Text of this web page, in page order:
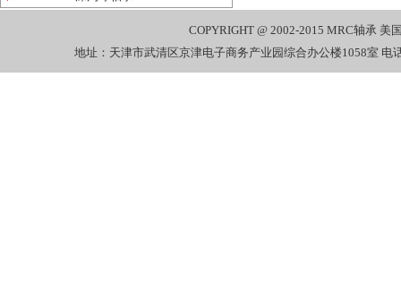
COPYRIGHT @ 2002-2015 MRC轴承 美
地址：天津市武清区京津电子商务产业园综合办公楼1058室 电